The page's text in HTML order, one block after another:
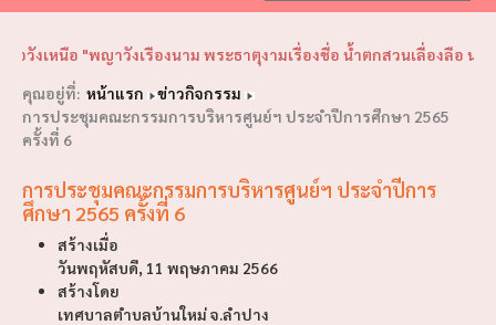
อ "พญาวังเรืองนาม พระธาตุงามเรื่องชื่อ น้ำตกสวนเลื่องลือ นามนี้
คุณอยู่ที่: หน้าแรก
ข่าวกิจกรรม
การประชุมคณะกรรมการบริหารศูนย์ฯ ประจำปีการศึกษา 2565
ครั้งที่ 6
การประชุมคณะกรรมการบริหารศูนย์ฯ ประจำปีการ
ศึกษา 2565 ครั้งที่ 6
สร้างเมื่อ
วันพฤหัสบดี, 11 พฤษภาคม 2566
สร้างโดย
เทศบาลตำบลบ้านใหม่ จ.ลำปาง